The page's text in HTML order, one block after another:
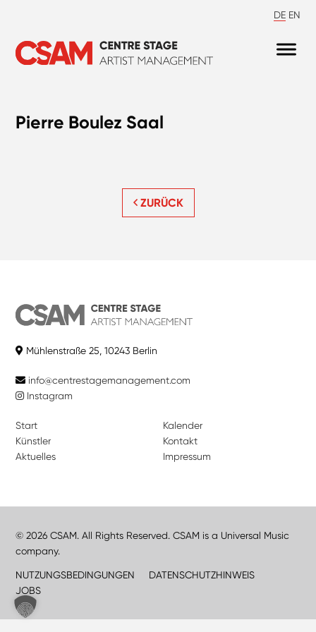
DE EN
Pierre Boulez Saal
ZURÜCK
Mühlenstraße 25, 10243 Berlin
info@centrestagemanagement.com
Instagram
Start
Künstler
Aktuelles
Kalender
Kontakt
Impressum
© 2026 CSAM. All Rights Reserved. CSAM is a Universal Music
company.
NUTZUNGSBEDINGUNGEN
DATENSCHUTZHINWEIS
JOBS